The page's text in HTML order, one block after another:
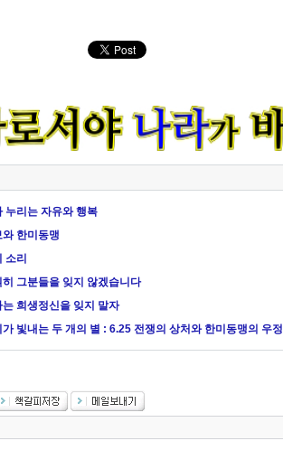
누리는 자유와 행복
한미동맹
소리
그분들을 잊지 않겠습니다
희생정신을 잊지 말자
빛내는 두 개의 별 : 6.25 전쟁의 상처와 한미동맹의 우정